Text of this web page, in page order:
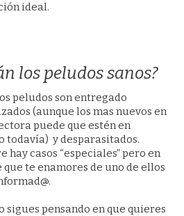
ideal.
los peludos sanos?
peludos son entregado
(aunque los mas nuevos en
puede que estén en
todavía) y desparasitados.
hay casos “especiales” pero en
que te enamores de uno de ellos
sigues pensando en que quieres